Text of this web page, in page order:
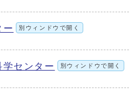
ー 別ウィンドウで開く
センター 別ウィンドウで開く